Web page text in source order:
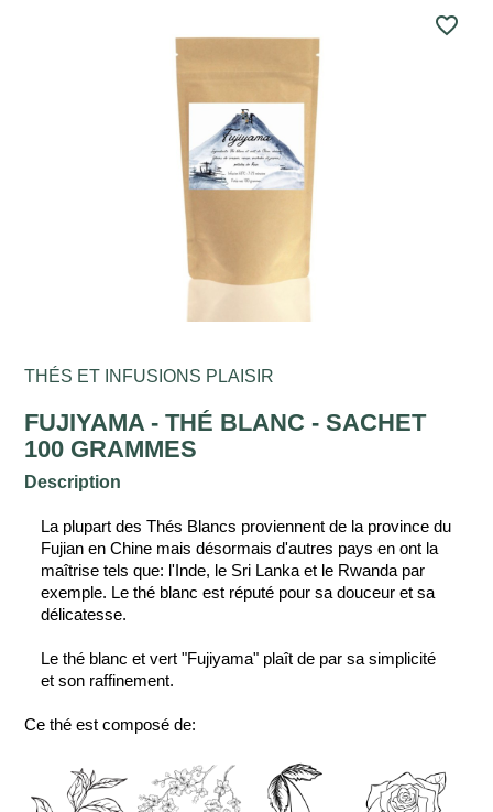
favorite_border
THÉS ET INFUSIONS PLAISIR
FUJIYAMA - THÉ BLANC - SACHET
100 GRAMMES
Description
La plupart des Thés Blancs proviennent de la province du
Fujian en Chine mais désormais d'autres pays en ont la
maîtrise tels que: l'Inde, le Sri Lanka et le Rwanda par
exemple. Le thé blanc est réputé pour sa douceur et sa
délicatesse.
Le thé blanc et vert "Fujiyama" plaît de par sa simplicité
et son raffinement.
Ce thé est composé de: